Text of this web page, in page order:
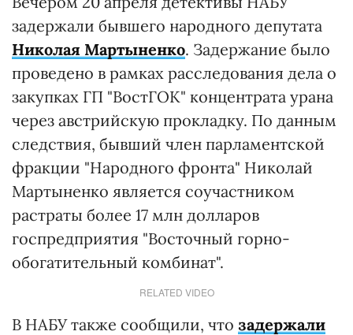
задержали бывшего народного депутата
Николая Мартыненко. Задержание было
проведено в рамках расследования дела о
закупках ГП "ВостГОК" концентрата урана
через австрийскую прокладку. По данным
следствия, бывший член парламентской
фракции "Народного фронта" Николай
Мартыненко является соучастником
растраты более 17 млн долларов
госпредприятия "Восточный горно-
обогатительный комбинат".
RELATED VIDEO
В НАБУ также сообщили, что задержали